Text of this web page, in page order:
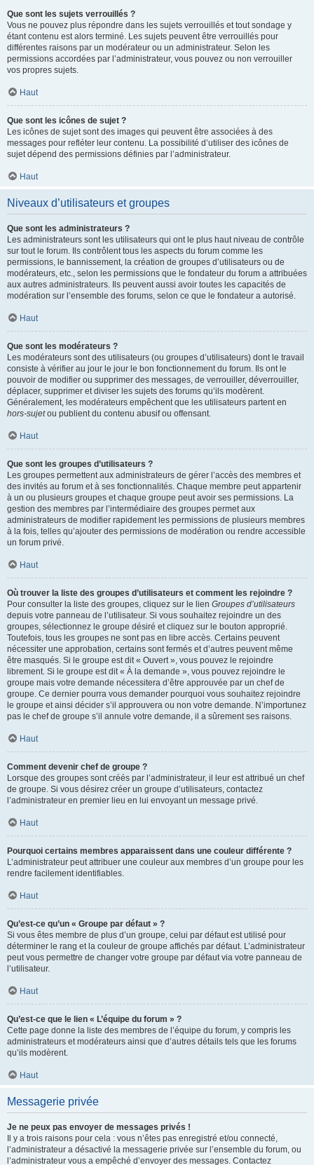
Que sont les sujets verrouillés ?
Vous ne pouvez plus répondre dans les sujets verrouillés et tout sondage y
étant contenu est alors terminé. Les sujets peuvent être verrouillés pour
différentes raisons par un modérateur ou un administrateur. Selon les
permissions accordées par l’administrateur, vous pouvez ou non verrouiller
vos propres sujets.
Haut
Que sont les icônes de sujet ?
Les icônes de sujet sont des images qui peuvent être associées à des
messages pour refléter leur contenu. La possibilité d’utiliser des icônes de
sujet dépend des permissions définies par l’administrateur.
Haut
Niveaux d’utilisateurs et groupes
Que sont les administrateurs ?
Les administrateurs sont les utilisateurs qui ont le plus haut niveau de contrôle
sur tout le forum. Ils contrôlent tous les aspects du forum comme les
permissions, le bannissement, la création de groupes d’utilisateurs ou de
modérateurs, etc., selon les permissions que le fondateur du forum a attribuées
aux autres administrateurs. Ils peuvent aussi avoir toutes les capacités de
modération sur l’ensemble des forums, selon ce que le fondateur a autorisé.
Haut
Que sont les modérateurs ?
Les modérateurs sont des utilisateurs (ou groupes d’utilisateurs) dont le travail
consiste à vérifier au jour le jour le bon fonctionnement du forum. Ils ont le
pouvoir de modifier ou supprimer des messages, de verrouiller, déverrouiller,
déplacer, supprimer et diviser les sujets des forums qu’ils modèrent.
Généralement, les modérateurs empêchent que les utilisateurs partent en
hors-sujetou publient du contenu abusif ou offensant.
Haut
Que sont les groupes d’utilisateurs ?
Les groupes permettent aux administrateurs de gérer l’accès des membres et
des invités au forum et à ses fonctionnalités. Chaque membre peut appartenir
à un ou plusieurs groupes et chaque groupe peut avoir ses permissions. La
gestion des membres par l’intermédiaire des groupes permet aux
administrateurs de modifier rapidement les permissions de plusieurs membres
à la fois, telles qu’ajouter des permissions de modération ou rendre accessible
un forum privé.
Haut
Où trouver la liste des groupes d’utilisateurs et comment les rejoindre ?
Pour consulter la liste des groupes, cliquez sur le lien Groupes d’utilisateurs
depuis votre panneau de l’utilisateur. Si vous souhaitez rejoindre un des
groupes, sélectionnez le groupe désiré et cliquez sur le bouton approprié.
Toutefois, tous les groupes ne sont pas en libre accès. Certains peuvent
nécessiter une approbation, certains sont fermés et d’autres peuvent même
être masqués. Si le groupe est dit « Ouvert », vous pouvez le rejoindre
librement. Si le groupe est dit « À la demande », vous pouvez rejoindre le
groupe mais votre demande nécessitera d’être approuvée par un chef de
groupe. Ce dernier pourra vous demander pourquoi vous souhaitez rejoindre
le groupe et ainsi décider s’il approuvera ou non votre demande. N’importunez
pas le chef de groupe s’il annule votre demande, il a sûrement ses raisons.
Haut
Comment devenir chef de groupe ?
Lorsque des groupes sont créés par l’administrateur, il leur est attribué un chef
de groupe. Si vous désirez créer un groupe d’utilisateurs, contactez
l’administrateur en premier lieu en lui envoyant un message privé.
Haut
Pourquoi certains membres apparaissent dans une couleur différente ?
L’administrateur peut attribuer une couleur aux membres d’un groupe pour les
rendre facilement identifiables.
Haut
Qu’est-ce qu’un « Groupe par défaut » ?
Si vous êtes membre de plus d’un groupe, celui par défaut est utilisé pour
déterminer le rang et la couleur de groupe affichés par défaut. L’administrateur
peut vous permettre de changer votre groupe par défaut via votre panneau de
l’utilisateur.
Haut
Qu’est-ce que le lien « L’équipe du forum » ?
Cette page donne la liste des membres de l’équipe du forum, y compris les
administrateurs et modérateurs ainsi que d’autres détails tels que les forums
qu’ils modèrent.
Haut
Messagerie privée
Je ne peux pas envoyer de messages privés !
Il y a trois raisons pour cela : vous n’êtes pas enregistré et/ou connecté,
l’administrateur a désactivé la messagerie privée sur l’ensemble du forum, ou
l’administrateur vous a empêché d’envoyer des messages. Contactez